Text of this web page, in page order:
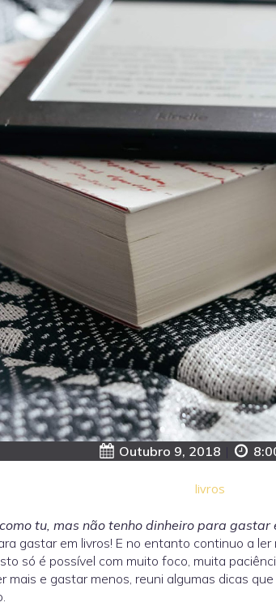
Outubro 9, 2018
livros
tu, mas não tenho dinheiro para gastar
gastar em livros! E no entanto continuo a
só é possível com muito foco, muita
mais e gastar menos, reuni algumas dicas